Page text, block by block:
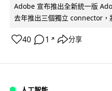
Adobe 宣布推出全新統一版
去年推出三個獨立 connector
40 1 ↗ 分享